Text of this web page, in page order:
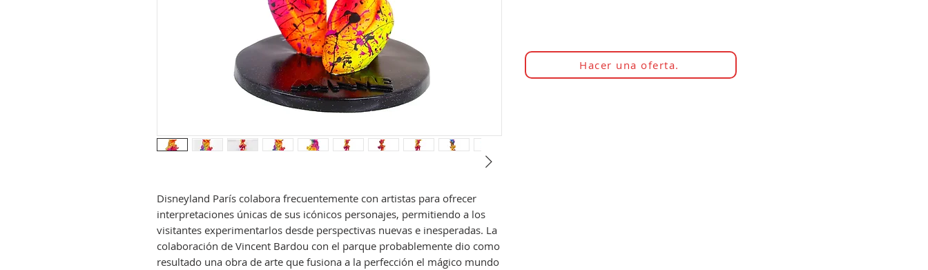
Disneyland París colabora frecuentemente con artistas para ofrecer
interpretaciones únicas de sus icónicos personajes, permitiendo a los
visitantes experimentarlos desde perspectivas nuevas e inesperadas. La
colaboración de Vincent Bardou con el parque probablemente dio como
resultado una obra de arte que fusiona a la perfección el mágico mundo
Hacer una oferta.